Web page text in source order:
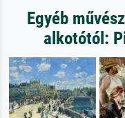
Egyéb
alkotótól: